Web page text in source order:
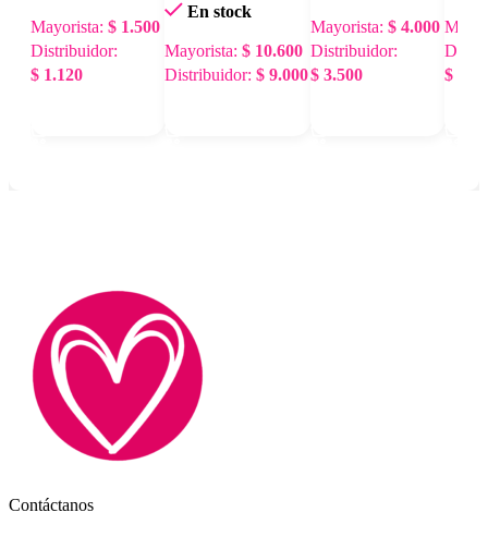
Mayorista: $ 1.500
Distribuidor:
$ 1.120
En stock
Mayorista: $ 10.600
Distribuidor: $ 9.000
Mayorista: $ 4.000
Distribuidor:
$ 3.500
$
Contáctanos